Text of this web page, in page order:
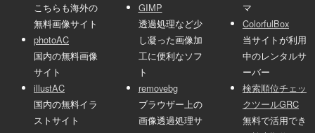
こちらも海外の
無料画像サイト
photoAC
国内の無料画像
サイト
illustAC
国内の無料イラ
ストサイト
GIMP
透過処理など少
し凝った画像加
工に便利なソフ
ト
removebg
ブラウザー上の
画像透過処理サ
マ
ColorfulBox
当サイトが利用
中のレンタルサ
ーバー
検索順位チェッ
クツールGRC
無料で活用でき